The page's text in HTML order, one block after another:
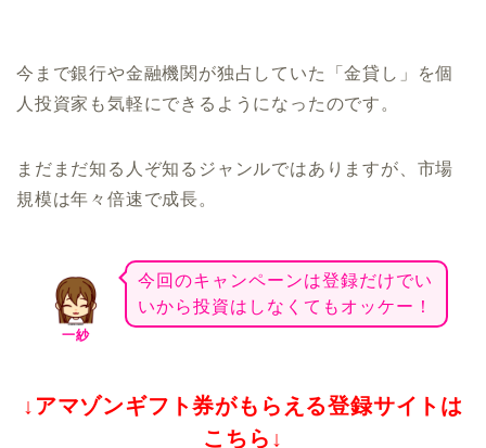
今まで銀行や金融機関が独占していた「金貸し」を個
人投資家も気軽にできるようになったのです。
まだまだ知る人ぞ知るジャンルではありますが、市場
規模は年々倍速で成長。
一紗
今回のキャンペーンは登録だけでい
いから投資はしなくてもオッケー！
↓アマゾンギフト券がもらえる登録サイトは
こちら↓